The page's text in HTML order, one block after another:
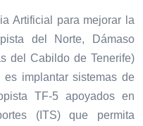
Artificial para mejorar la
del Norte, Dámaso
del Cabildo de Tenerife)
implantar sistemas de
TF-5 apoyados en
(ITS) que permita